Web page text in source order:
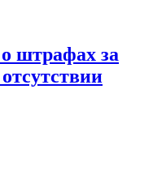
штрафах за